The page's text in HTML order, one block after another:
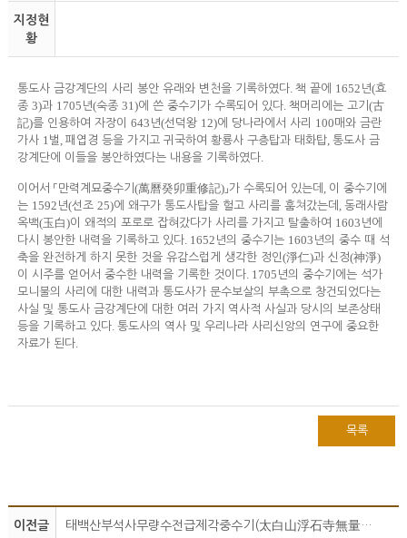
지정현
황
통도사 금강계단의 사리 봉안 유래와 변천을 기록하였다. 책 끝에 1652 년(효
종 3)과 1705 년(숙종 31)에 쓴 중수기가 수록되어 있다. 책머리에는 고기 (古
記)를 인용하여 자장이 643 년(선덕왕 12)에 당나라에서 사리 100매와 금란
가사 1벌 , 패엽경 등을 가지고 귀국하여 황룡사 구층탑과 태화탑, 통도사 금
강계단에 이들을 봉안하였다는 내용을 기록하였다.
이어서 「 만력계묘중수기 (萬曆癸卯重修記)」가 수록되어 있는데 , 이 중수기에
는 1592 년(선조 25)에 왜구가 통도사탑을 헐고 사리를 훔쳐갔는데 , 동래사람
옥백(玉白)이 왜적의 포로로 잡혀갔다가 사리를 가지고 탈출하여 1603 년에
다시 봉안한 내력을 기록하고 있다. 1652 년의 중수기는 1603 년의 중수 때 석
축을 완전하게 하지 못한 것을 유감스럽게 생각한 정인(淨仁)과 신정(神淨)
이 시주를 얻어서 중수한 내력을 기록한 것이다. 1705 년의 중수기에는 석가
모니불의 사리에 대한 내력과 통도사가 문수보살의 부촉으로 창건되었다는
사실 및 통도사 금강계단에 대한 여러 가지 역사적 사실과 당시의 보존상태
등을 기록하고 있다. 통도사의 역사 및 우리나라 사리신앙의 연구에 중요한
자료가 된다.
목록
이전글 태백산부석사무량수전급제각중수기(太白山浮石寺無量壽殿及諸閣重修記)